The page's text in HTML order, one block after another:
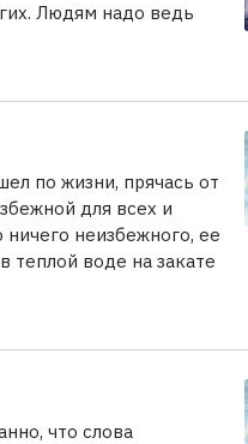
Людям надо ведь
по жизни, прячась от
для всех и
неизбежного, ее
теплой воде на закате
что слова